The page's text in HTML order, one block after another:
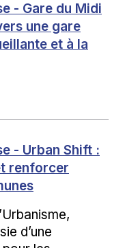
- Gare du Midi
une gare
et à la
- Urban Shift :
renforcer
d’une